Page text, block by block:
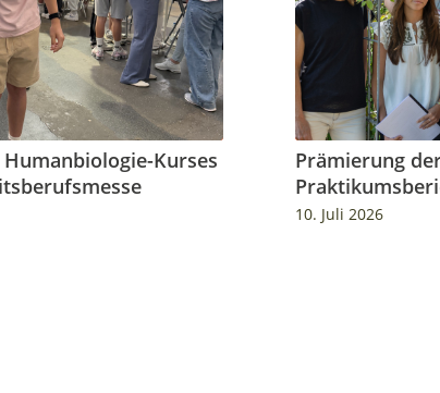
Kurses
Prämierung
10. Juli 2026